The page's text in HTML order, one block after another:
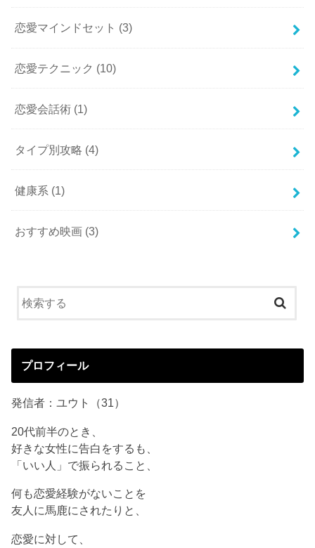
恋愛マインドセット (3)
恋愛テクニック (10)
恋愛会話術 (1)
タイプ別攻略 (4)
健康系 (1)
おすすめ映画 (3)
プロフィール
発信者：ユウト（31）
20代前半のとき、
好きな女性に告白をするも、
「いい人」で振られること、
何も恋愛経験がないことを
友人に馬鹿にされたりと、
恋愛に対して、